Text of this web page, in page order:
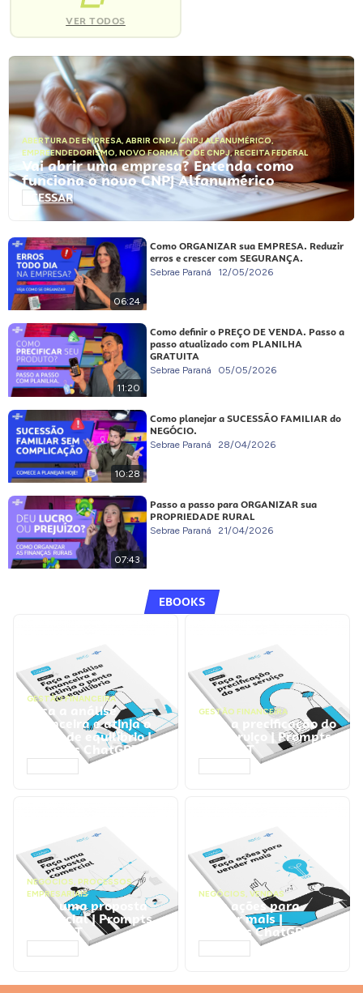
VER TODOS
ABERTURA DE EMPRESA, ABRIR CNPJ,CNPJ ALFANUMÉRICO,
EMPREENDEDORISMO, NOVO FORMATO DE CNPJ,RECEITA FEDERAL
Vai abrir uma empresa? Entenda como
funciona o novo CNPJ Alfanumérico
ACESSAR
06:24
Como ORGANIZAR sua EMPRESA. Reduzir
erros e crescer com SEGURANÇA.
Sebrae Paraná 12/05/2026
11:20
Como definir o PREÇO DE VENDA. Passo a
passo atualizado com PLANILHA
GRATUITA
Sebrae Paraná 05/05/2026
10:28
Como planejar a SUCESSÃO FAMILIAR do
NEGÓCIO.
Sebrae Paraná 28/04/2026
07:43
Passo a passo para ORGANIZAR sua
PROPRIEDADE RURAL
Sebrae Paraná 21/04/2026
EBOOKS
GESTÃO FINANCEIRA
Faça a análise
financeira e atinja o
ponto de equilíbrio |
Prompts ChatGPT
GESTÃO FINANCEIRA
Faça a precificação do
seu serviço | Prompts
ChatGPT
NEGÓCIOS, PROCESSOS
EMPRESARIAIS
Faça uma proposta
comercial | Prompts
ChatGPT
NEGÓCIOS, VENDAS
Faça ações para
vender mais |
Prompts ChatGPT